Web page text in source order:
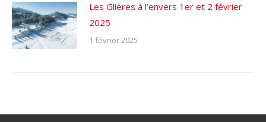
Les Glières à l’envers 1er et 2 février
2025
1 février 2025